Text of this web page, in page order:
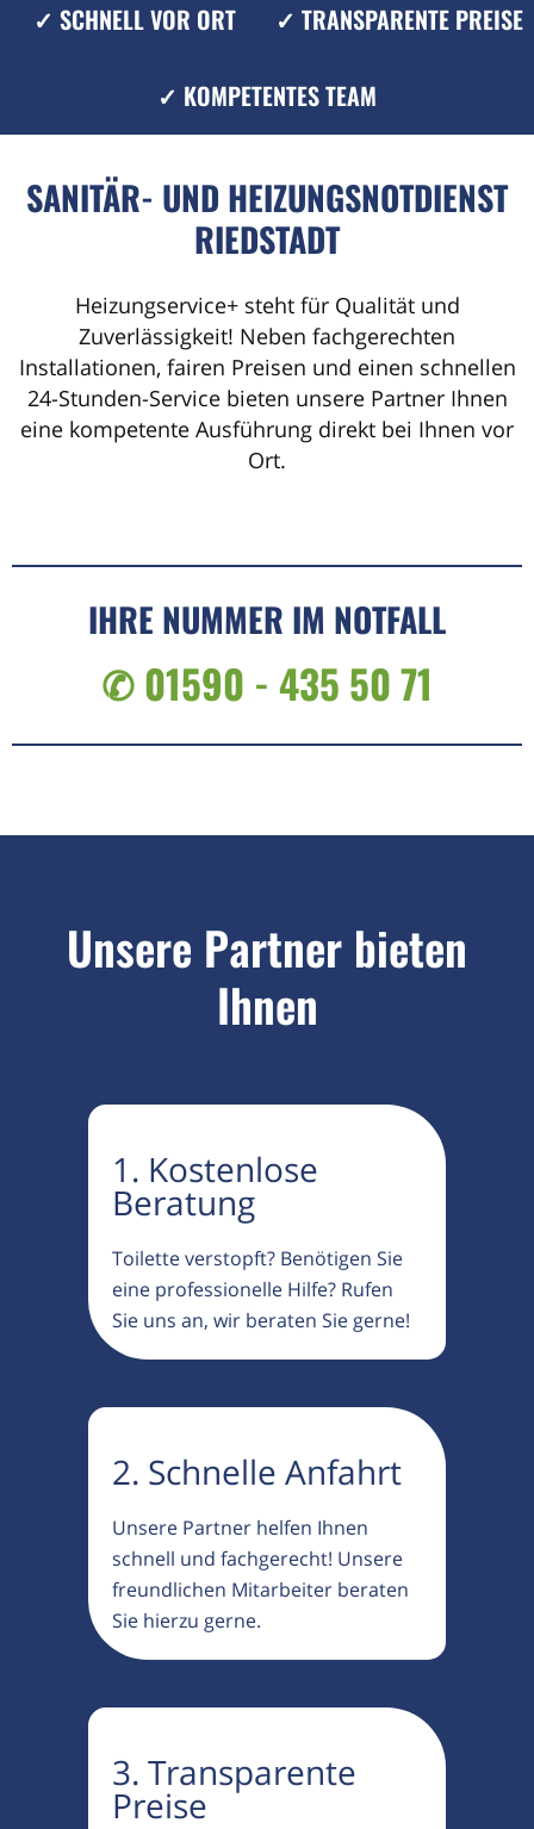
✓ SCHNELL VOR ORT ✓ TRANSPARENTE PREISE
✓ KOMPETENTES TEAM
SANITÄR- UND HEIZUNGSNOTDIENST
RIEDSTADT
Heizungservice+ steht für Qualität und
Zuverlässigkeit! Neben fachgerechten
Installationen, fairen Preisen und einen schnellen
24-Stunden-Service bieten unsere Partner Ihnen
eine kompetente Ausführung direkt bei Ihnen vor
Ort.
IHRE NUMMER IM NOTFALL
✆ 01590 - 435 50 71
Unsere Partner bieten
Ihnen
1. Kostenlose
Beratung
Toilette verstopft? Benötigen Sie
eine professionelle Hilfe? Rufen
Sie uns an, wir beraten Sie gerne!
2. Schnelle Anfahrt
Unsere Partner helfen Ihnen
schnell und fachgerecht! Unsere
freundlichen Mitarbeiter beraten
Sie hierzu gerne.
3. Transparente
Preise